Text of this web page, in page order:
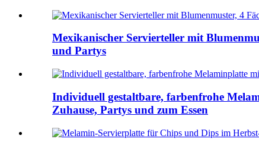
Mexikanischer Servierteller mit
und Partys
Individuell gestaltbare, farbenfrohe
Zuhause, Partys und zum Essen